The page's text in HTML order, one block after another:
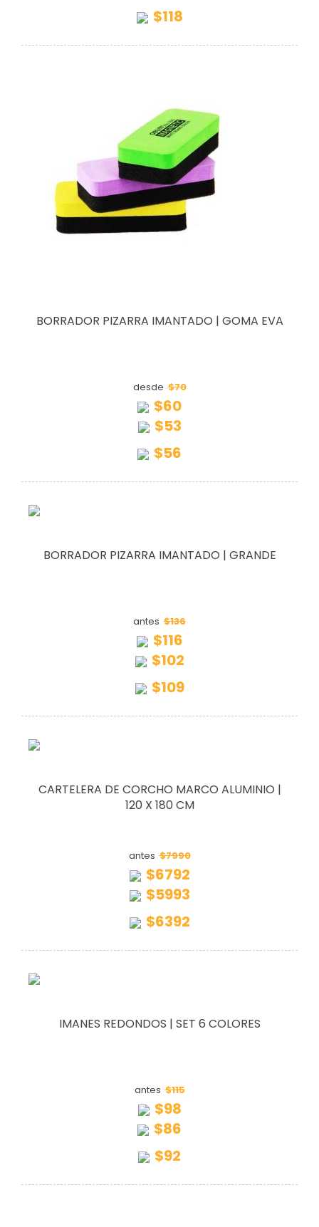
$118
BORRADOR PIZARRA IMANTADO | GOMA EVA
desde $70
$60
$53
$56
BORRADOR PIZARRA IMANTADO | GRANDE
antes $136
$116
$102
$109
CARTELERA DE CORCHO MARCO ALUMINIO |
120 X 180 CM
antes $7990
$6792
$5993
$6392
IMANES REDONDOS | SET 6 COLORES
antes $115
$98
$86
$92